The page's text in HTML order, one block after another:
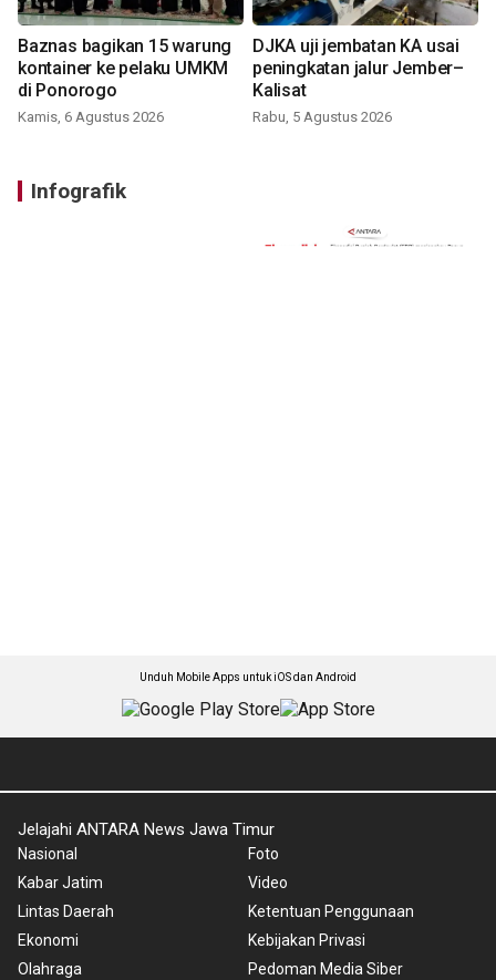
Baznas bagikan 15 warung
kontainer ke pelaku UMKM
di Ponorogo
Kamis, 6 Agustus 2026
DJKA uji jembatan KA usai
peningkatan jalur Jember–
Kalisat
Rabu, 5 Agustus 2026
Infografik
Unduh Mobile Apps untuk iOS dan Android
Jelajahi ANTARA News Jawa Timur
Nasional
Kabar Jatim
Lintas Daerah
Ekonomi
Olahraga
Foto
Video
Ketentuan Penggunaan
Kebijakan Privasi
Pedoman Media Siber